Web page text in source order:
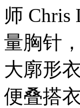
师
量胸针
大廓形
便叠搭衣